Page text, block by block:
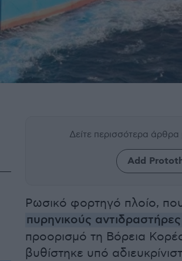
Δείτε περισσότερα άρθρα
Add
Ρωσικό φορτηγό πλοίο,
πυρηνικούς αντιδραστήρες
προορισμό τη Βόρεια
βυθίστηκε υπό